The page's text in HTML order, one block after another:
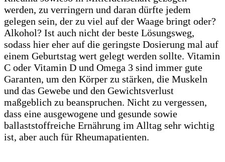
werden, zu verringern und daran dürfte jedem
gelegen sein, der zu viel auf der Waage bringt oder?
Alkohol? Ist auch nicht der beste Lösungsweg,
sodass hier eher auf die geringste Dosierung mal auf
einem Geburtstag wert gelegt werden sollte. Vitamin
C oder Vitamin D und Omega 3 sind immer gute
Garanten, um den Körper zu stärken, die Muskeln
und das Gewebe und den Gewichtsverlust
maßgeblich zu beanspruchen. Nicht zu vergessen,
dass eine ausgewogene und gesunde sowie
ballaststoffreiche Ernährung im Alltag sehr wichtig
ist, aber auch für Rheumapatienten.